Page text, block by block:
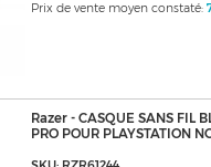
Prix de vente moyen constaté:
Razer - CASQUE SANS FIL
PRO POUR PLAYSTATION